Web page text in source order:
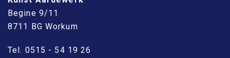
Begine 9/11
8711 BG Workum
Tel. 0515 - 54 19 26